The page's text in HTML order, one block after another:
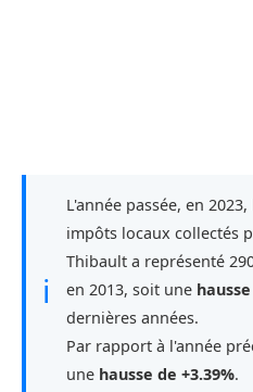
ℹ
L'année passée, en
impôts locaux collectés
Thibault a représenté
en 2013, soit une
dernières années.
Par rapport à l'année
une hausse de +3.39%.